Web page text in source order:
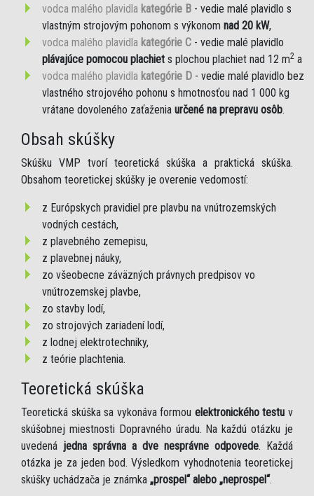
vodca malého plavidla kategórie B - vedie malé plavidlo s
vlastným strojovým pohonom s výkonom nad 20 kW,
vodca malého plavidla kategórie C - vedie malé plavidlo
plávajúce pomocou plachiet s plochou plachiet nad 12 m2 a
vodca malého plavidla kategórie D - vedie malé plavidlo bez
vlastného strojového pohonu s hmotnosťou nad 1 000 kg
vrátane dovoleného zaťaženia určené na prepravu osôb.
Obsah skúšky
Skúšku VMP tvorí teoretická skúška a praktická skúška.
Obsahom teoretickej skúšky je overenie vedomostí:
z Európskych pravidiel pre plavbu na vnútrozemských
vodných cestách,
z plavebného zemepisu,
z plavebnej náuky,
zo všeobecne záväzných právnych predpisov vo
vnútrozemskej plavbe,
zo stavby lodí,
zo strojových zariadení lodí,
z lodnej elektrotechniky,
z teórie plachtenia.
Teoretická skúška
Teoretická skúška sa vykonáva formou elektronického testu v
skúšobnej miestnosti Dopravného úradu. Na každú otázku je
uvedená jedna správna a dve nesprávne odpovede. Každá
otázka je za jeden bod. Výsledkom vyhodnotenia teoretickej
skúšky uchádzača je známka „prospel“ alebo „neprospel“.